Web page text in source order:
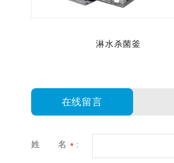
淋水杀菌釜
在线留言
姓 名 * :